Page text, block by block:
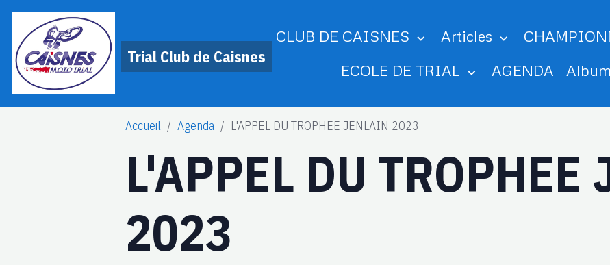
Trial Club de Caisnes
CLUB DE CAISNES Articles
ECOLE DE TRIAL
AGENDA Album
Accueil Agenda L'APPEL DU TROPHEE JENLAIN 2023
L'APPEL DU TROPHEE
2023